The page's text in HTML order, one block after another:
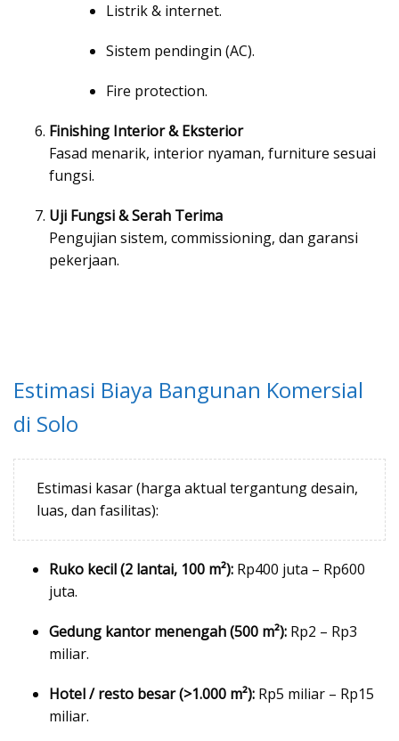
Listrik & internet.
Sistem pendingin (AC).
Fire protection.
Finishing Interior & Eksterior
Fasad menarik, interior nyaman, furniture sesuai
fungsi.
Uji Fungsi & Serah Terima
Pengujian sistem, commissioning, dan garansi
pekerjaan.
Estimasi Biaya Bangunan Komersial
di Solo
Estimasi kasar (harga aktual tergantung desain,
luas, dan fasilitas):
Ruko kecil (2 lantai, 100 m²): Rp400 juta – Rp600
juta.
Gedung kantor menengah (500 m²): Rp2 – Rp3
miliar.
Hotel / resto besar (>1.000 m²): Rp5 miliar – Rp15
miliar.